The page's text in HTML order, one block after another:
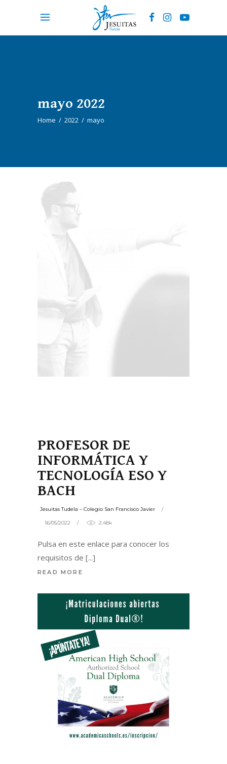
mayo 2022
Home / 2022 / mayo
PROFESOR DE
INFORMÁTICA Y
TECNOLOGÍA ESO Y
BACH
Jesuitas Tudela – Colegio San Francisco Javier
16/05/2022 2.48k
Pulsa en este enlace para conocer los
requisitos de
READ MORE